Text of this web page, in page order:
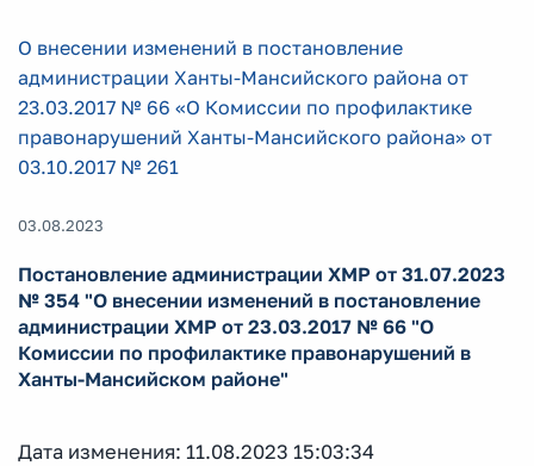
О внесении изменений в постановление
администрации Ханты-Мансийского района от
23.03.2017 № 66 «О Комиссии по профилактике
правонарушений Ханты-Мансийского района» от
03.10.2017 № 261
03.08.2023
Постановление администрации ХМР от 31.07.2023
№ 354 "О внесении изменений в постановление
администрации ХМР от 23.03.2017 № 66 "О
Комиссии по профилактике правонарушений в
Ханты-Мансийском районе"
Дата изменения: 11.08.2023 15:03:34